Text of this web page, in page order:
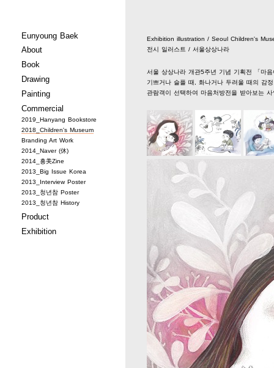
Eunyoung Baek
About
Book
Drawing
Painting
Commercial
2019_Hanyang Bookstore
2018_Children's Museum
Branding Art Work
2014_Naver (休)
2014_흥美Zine
2013_Big Issue Korea
2013_Interview Poster
2013_청년참 Poster
2013_청년참 History
Product
Exhibition
Exhibition illustration / Seoul Children's
전시 일러스트 / 서울상상나라
서울 상상나라 개관5주년 기념 기획전 「마
기쁘거나 슬플 때, 화나거나 두려울 때의 감
관람객이 선택하여 마음처방전을 받아보는 사